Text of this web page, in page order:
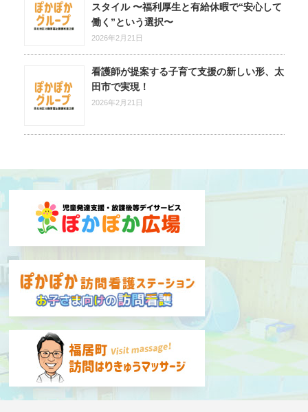
スタイル 〜福利厚生と有給休暇で“安心して
働く”という選択〜
2026年2月21日
看護師が提案する子育て支援の新しい形、太
田市で実現！
2026年2月21日